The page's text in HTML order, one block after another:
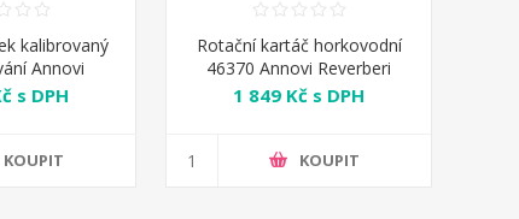
kalibrovaný
Annovi
s DPH
KOUPIT
Rotační kartáč horkovodní
46370 Annovi Reverberi
1 849 Kč s DPH
KOUPIT